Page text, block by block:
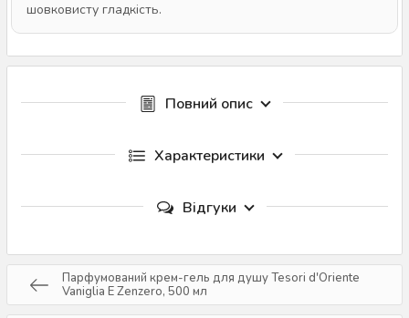
шовковисту гладкість.
Повний опис
Характеристики
Відгуки
Парфумований крем-гель для душу Tesori d'Oriente
Vaniglia E Zenzero, 500 мл